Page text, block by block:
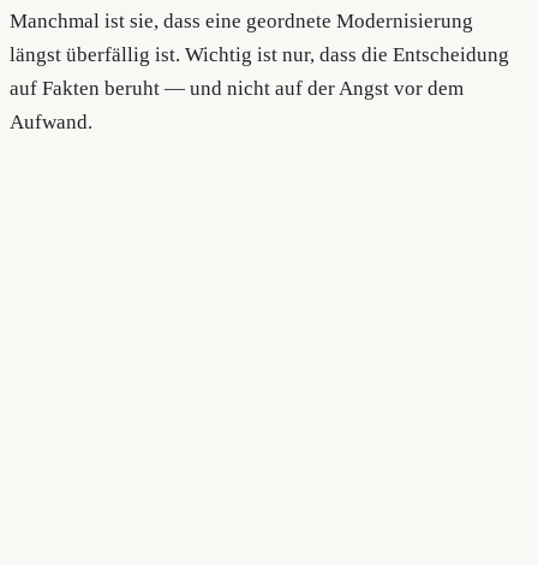
Manchmal ist sie, dass eine geordnete Modernisierung
längst überfällig ist. Wichtig ist nur, dass die Entscheidung
auf Fakten beruht — und nicht auf der Angst vor dem
Aufwand.